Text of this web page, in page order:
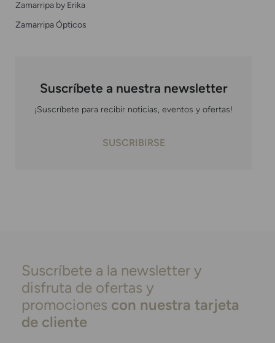
Zamarripa by Erika
Zamarripa Ópticos
Suscríbete a nuestra newsletter
¡Suscríbete para recibir noticias, eventos y ofertas!
SUSCRIBIRSE
Suscríbete a la newsletter y
disfruta de ofertas y
promociones con nuestra tarjeta
de cliente